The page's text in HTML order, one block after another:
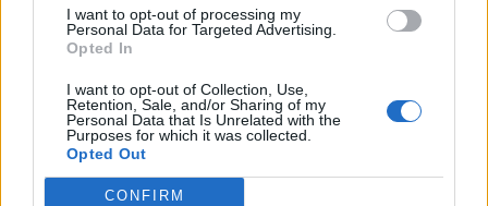
I want to opt-out of processing my
Personal Data for Targeted Advertising.
Opted In
I want to opt-out of Collection, Use,
Retention, Sale, and/or Sharing of my
Personal Data that Is Unrelated with the
Purposes for which it was collected.
Opted Out
CONFIRM
L'Ossese si prepara all'esordio in D: Forzati,
Cabrera, Tesio, Limongelli, Bolzicco e tanti
7 Ago 2026
Il Selargius rinforza il centrocampo con
Manuel Rinino e Samuele Vacca
6 Ago 2026